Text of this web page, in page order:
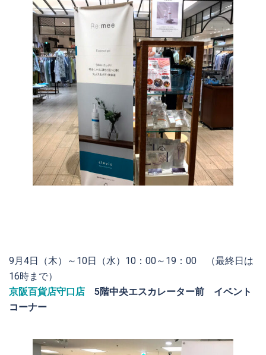
9月4日（木）～10日（水）10：00～19：00 （最終日は
16時まで）
京阪百貨店守口店
5階中央エスカレーター前 イベント
コーナー